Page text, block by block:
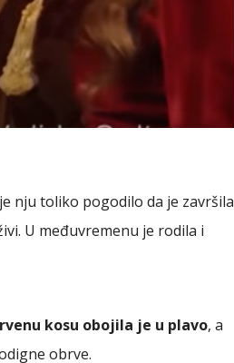
nju toliko pogodilo da je završila
U međuvremenu je rodila i
kosu obojila je u plavo, a
obrve.